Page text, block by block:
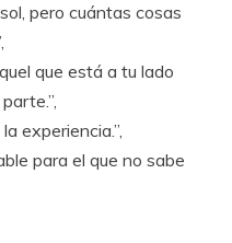
pero cuántas cosas
que está a tu lado
experiencia.”,
para el que no sabe